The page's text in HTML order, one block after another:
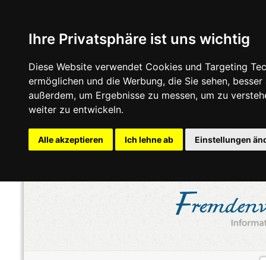
Ihre Privatsphäre ist uns wichtig
Diese Website verwendet Cookies und Targeting
ermöglichen und die Werbung, die Sie sehen,
außerdem, um Ergebnisse zu messen, um zu
weiter zu entwickeln.
Alle akzeptieren Ich lehne ab Einstellungen